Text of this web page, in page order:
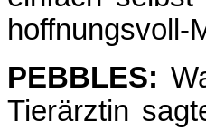
hoffnungsvoll-
PEBBLES:
Tierärztin